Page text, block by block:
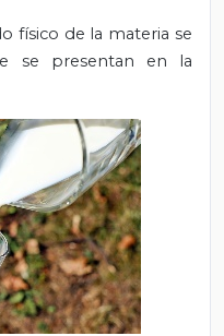
físico de la materia se
se presentan en la